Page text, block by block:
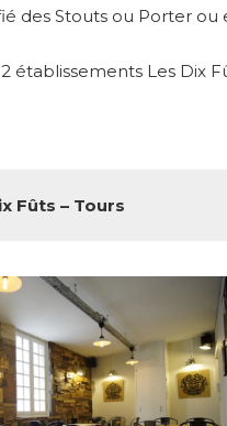
des Stouts ou Porter ou
établissements Les Dix
Fûts – Tours